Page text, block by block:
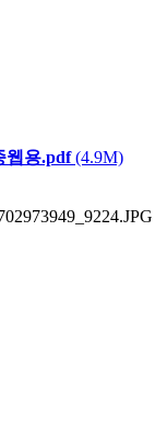
웹용.pdf(4.9M)